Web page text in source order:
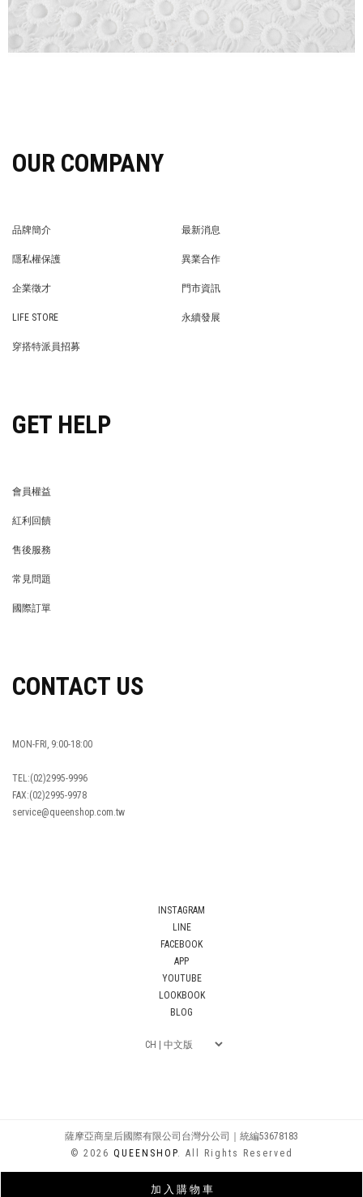
加 入 購 物 車
OUR COMPANY
品牌簡介
最新消息
隱私權保護
異業合作
企業徵才
門市資訊
LIFE STORE
永續發展
穿搭特派員招募
GET HELP
會員權益
紅利回饋
售後服務
常見問題
國際訂單
CONTACT US
MON-FRI, 9:00-18:00
TEL:(02)2995-9996
FAX:(02)2995-9978
service@queenshop.com.tw
INSTAGRAM
LINE
FACEBOOK
APP
YOUTUBE
LOOKBOOK
BLOG
薩摩亞商皇后國際有限公司台灣分公司｜統編53678183
© 2026 QUEENSHOP. All Rights Reserved